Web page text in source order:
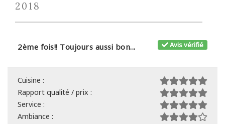
2018
Avis vérifié
2ème fois!! Toujours aussi bon...
Cuisine :
Rapport qualité / prix :
Service :
Ambiance :